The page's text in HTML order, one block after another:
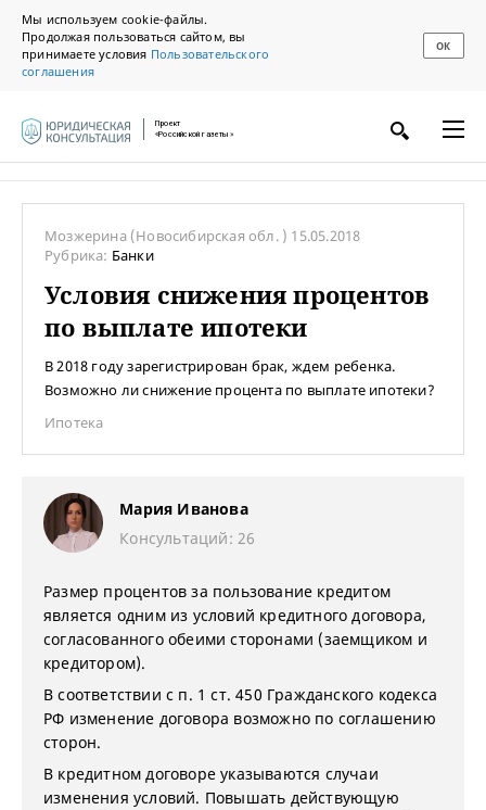
Мы используем cookie-файлы.
Продолжая пользоваться сайтом, вы
принимаете условия Пользовательского
соглашения
ОК
Проект
«Российской газеты»
Мозжерина (Новосибирская обл. ) 15.05.2018
Рубрика: Банки
Условия снижения процентов
по выплате ипотеки
В 2018 году зарегистрирован брак, ждем ребенка.
Возможно ли снижение процента по выплате ипотеки?
Ипотека
Мария Иванова
Консультаций: 26
Размер процентов за пользование кредитом
является одним из условий кредитного договора,
согласованного обеими сторонами (заемщиком и
кредитором).
В соответствии с п. 1 ст. 450 Гражданского кодекса
РФ изменение договора возможно по соглашению
сторон.
В кредитном договоре указываются случаи
изменения условий. Повышать действующую